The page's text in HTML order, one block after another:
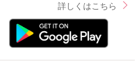
詳しくはこちら